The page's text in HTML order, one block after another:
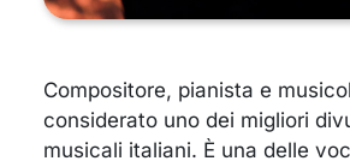
Compositore, pianista e
considerato uno dei migliori
musicali italiani. È una delle